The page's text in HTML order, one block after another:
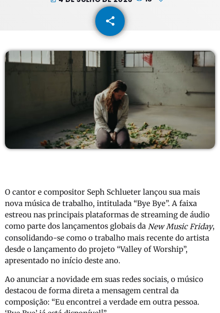
share
email
O cantor e compositor Seph Schlueter lançou sua mais
nova música de trabalho, intitulada “Bye Bye”. A faixa
estreou nas principais plataformas de streaming de áudio
como parte dos lançamentos globais da New Music Friday,
consolidando-se como o trabalho mais recente do artista
desde o lançamento do projeto “Valley of Worship”,
apresentado no início deste ano.
Ao anunciar a novidade em suas redes sociais, o músico
destacou de forma direta a mensagem central da
composição: “Eu encontrei a verdade em outra pessoa.